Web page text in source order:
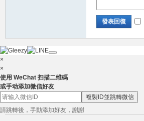
發表回復
×
×
使用 WeChat 扫描二维碼
或手动添加微信好友
複製ID並跳轉微信
請跳轉後，手動添加好友，謝謝